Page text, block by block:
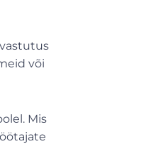
või
Mis